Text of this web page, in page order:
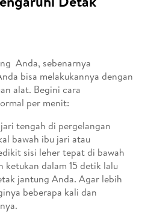
Anda, sebenarnya
bisa melakukannya dengan
alat. Begini cara
per menit:
tengah di pergelangan
bawah ibu jari atau
sisi leher tepat di bawah
dalam 15 detik lalu
jantung Anda. Agar lebih
beberapa kali dan